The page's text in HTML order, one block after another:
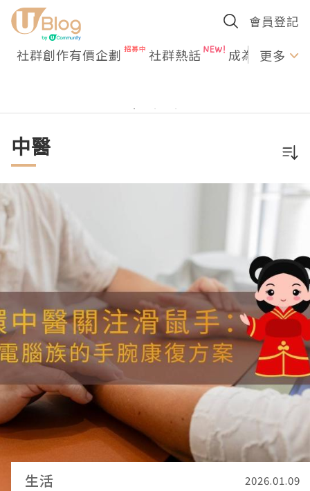
會員登記
社群創作有價企劃 社群熱話 成為U更多
中醫
生活 2026.01.09